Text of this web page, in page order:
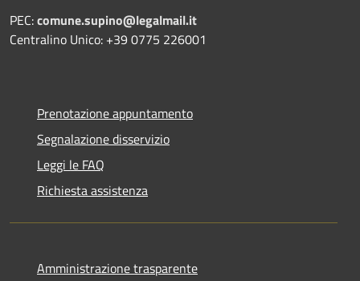
PEC:comune.supino@legalmail.it
Centralino Unico: +39 0775 226001
Prenotazione appuntamento
Segnalazione disservizio
Leggi le FAQ
Richiesta assistenza
Amministrazione trasparente